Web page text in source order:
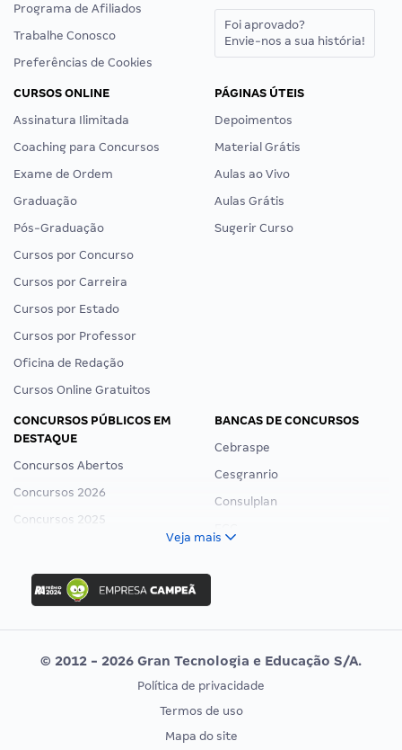
Programa de Afiliados
Trabalhe Conosco
Preferências de Cookies
Foi aprovado?
Envie-nos a sua história!
CURSOS ONLINE
Assinatura Ilimitada
Coaching para Concursos
Exame de Ordem
Graduação
Pós-Graduação
Cursos por Concurso
Cursos por Carreira
Cursos por Estado
Cursos por Professor
Oficina de Redação
Cursos Online Gratuitos
PÁGINAS ÚTEIS
Depoimentos
Material Grátis
Aulas ao Vivo
Aulas Grátis
Sugerir Curso
CONCURSOS PÚBLICOS EM
DESTAQUE
Concursos Abertos
Concursos 2026
Concursos 2025
Concurso Ibama
Concurso MPU
Editais publicados
BANCAS DE CONCURSOS
Cebraspe
Cesgranrio
Consulplan
Vunesp
CONCURSOS POR PROFISSÃO
EXAME DE ORDEM
Veja mais
© 2012 - 2026 Gran Tecnologia e Educação S/A.
Política de privacidade
Termos de uso
Mapa do site